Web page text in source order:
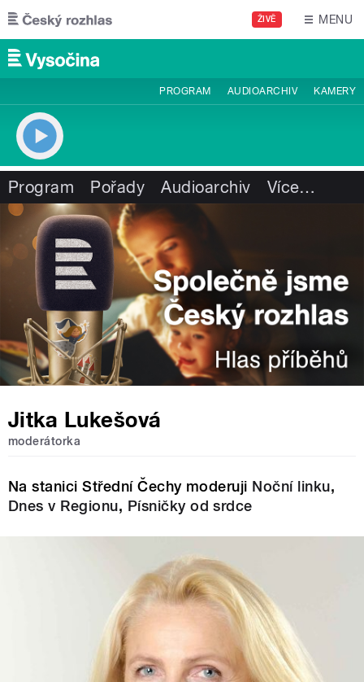
Přejít k hlavnímu obsahu
ŽIVĚ MENU
PROGRAM AUDIOARCHIV KAMERY
Program Pořady Audioarchiv Více…
Jitka Lukešová
moderátorka
Na stanici Střední Čechy moderuji Noční linku,
Dnes v Regionu, Písničky od srdce